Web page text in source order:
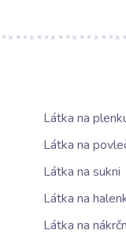
Látka na
Látka na
Látka na sukni
Látka na
Látka na